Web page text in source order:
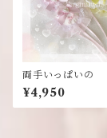
両手いっぱいの
¥4,950